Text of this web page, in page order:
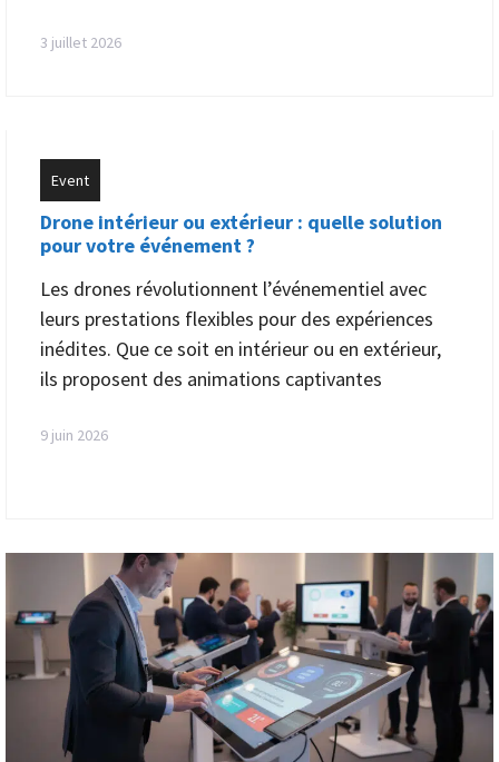
3 juillet 2026
Event
Drone intérieur ou extérieur : quelle solution
pour votre événement ?
Les drones révolutionnent l’événementiel avec
leurs prestations flexibles pour des expériences
inédites. Que ce soit en intérieur ou en extérieur,
ils proposent des animations captivantes
9 juin 2026